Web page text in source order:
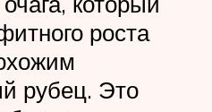
роста
рубец. Это